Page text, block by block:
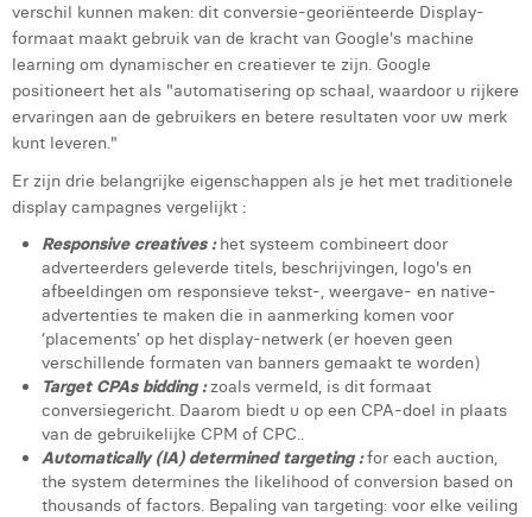
Hanne Van Loock
Janne Beke
Jonas Geiregat
Laura Rooseleer
Laura Verhelst
Lena Pignoloni
Leonard Dierickx
Linda Kraim
Lisa Protin
Lore Fierens
verschil kunnen maken: dit conversie-georiënteerde Display-
formaat maakt gebruik van de kracht van Google's machine
learning om dynamischer en creatiever te zijn. Google
positioneert het als "automatisering op schaal, waardoor u rijkere
ervaringen aan de gebruikers en betere resultaten voor uw merk
kunt leveren."
Er zijn drie belangrijke eigenschappen als je het met traditionele
display campagnes vergelijkt :
Responsive creatives :het systeem combineert door
adverteerders geleverde titels, beschrijvingen, logo's en
afbeeldingen om responsieve tekst-, weergave- en native-
advertenties te maken die in aanmerking komen voor
‘placements’ op het display-netwerk (er hoeven geen
verschillende formaten van banners gemaakt te worden)
Target CPAs bidding :zoals vermeld, is dit formaat
conversiegericht. Daarom biedt u op een CPA-doel in plaats
van de gebruikelijke CPM of CPC..
Automatically (IA) determined targeting :for each auction,
the system determines the likelihood of conversion based on
thousands of factors. Bepaling van targeting: voor elke veiling